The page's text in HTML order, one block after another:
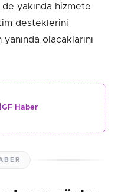
de yakında hizmete
desteklerini
olacaklarını
İGF Haber